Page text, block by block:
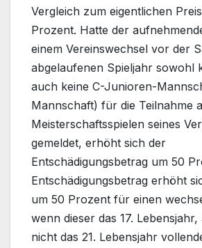
Vergleich zum eigentlichen
Prozent. Hatte der
einem Vereinswechsel vor der
abgelaufenen Spieljahr sowohl
auch keine C-Junioren-
Mannschaft) für die Teilnahme
Meisterschaftsspielen seines
gemeldet, erhöht sich der
Entschädigungsbetrag um 50
Entschädigungsbetrag erhöht
um 50 Prozent für einen
wenn dieser das 17.
nicht das 21. Lebensjahr